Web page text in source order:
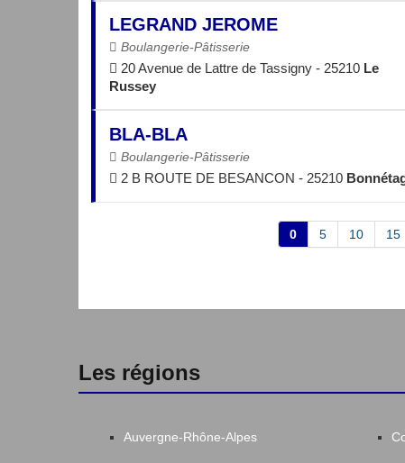
LEGRAND JEROME
Boulangerie-Pâtisserie
20 Avenue de Lattre de Tassigny - 25210 Le
Russey
BLA-BLA
Boulangerie-Pâtisserie
2 B ROUTE DE BESANCON - 25210
0 5 10 15
Les régions
Auvergne-Rhône-Alpes